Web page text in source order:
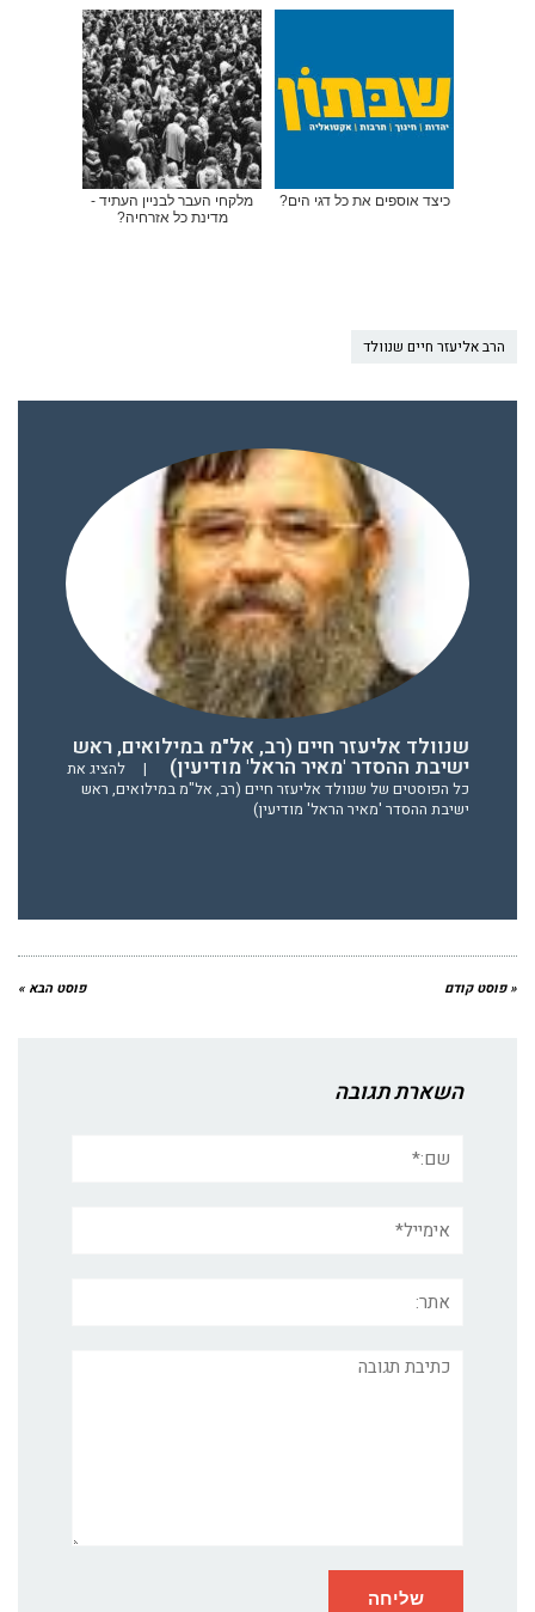
כיצד אוספים את כל דגי הים?
מלקחי העבר לבניין העתיד -
מדינת כל אזרחיה?
הרב אליעזר חיים שנוולד
שנוולד אליעזר חיים (רב, אל"מ במילואים, ראש
ישיבת ההסדר 'מאיר הראל' מודיעין) |
להציג את
כל הפוסטים של שנוולד אליעזר חיים (רב, אל"מ במילואים, ראש
ישיבת ההסדר 'מאיר הראל' מודיעין)
« פוסט קודם פוסט הבא »
השארת תגובה
תגובה